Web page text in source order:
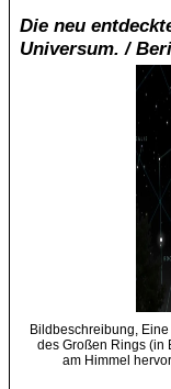
Die neu
Universum. /
Bildbeschreibung,
des Großen Rings (in
am Himmel